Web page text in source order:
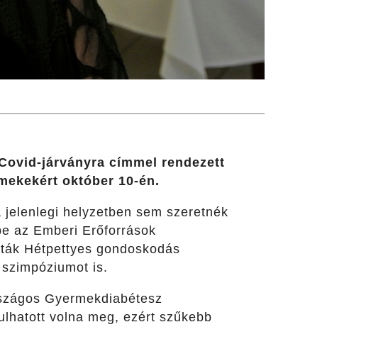
járványra címmel rendezett
október 10-én.
helyzetben sem szeretnék
az Emberi Erőforrások
Hétpettyes gondoskodás
is.
Gyermekdiabétesz
volna meg, ezért szűkebb